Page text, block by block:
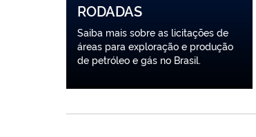
RODADAS
Saiba mais sobre as licitações de
áreas para exploração e produção
de petróleo e gás no Brasil.